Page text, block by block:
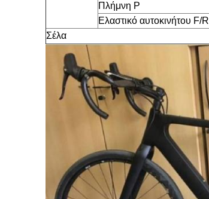
Πλήμνη Ρ
Ελαστικό αυτοκινήτου F/R
Σέλα